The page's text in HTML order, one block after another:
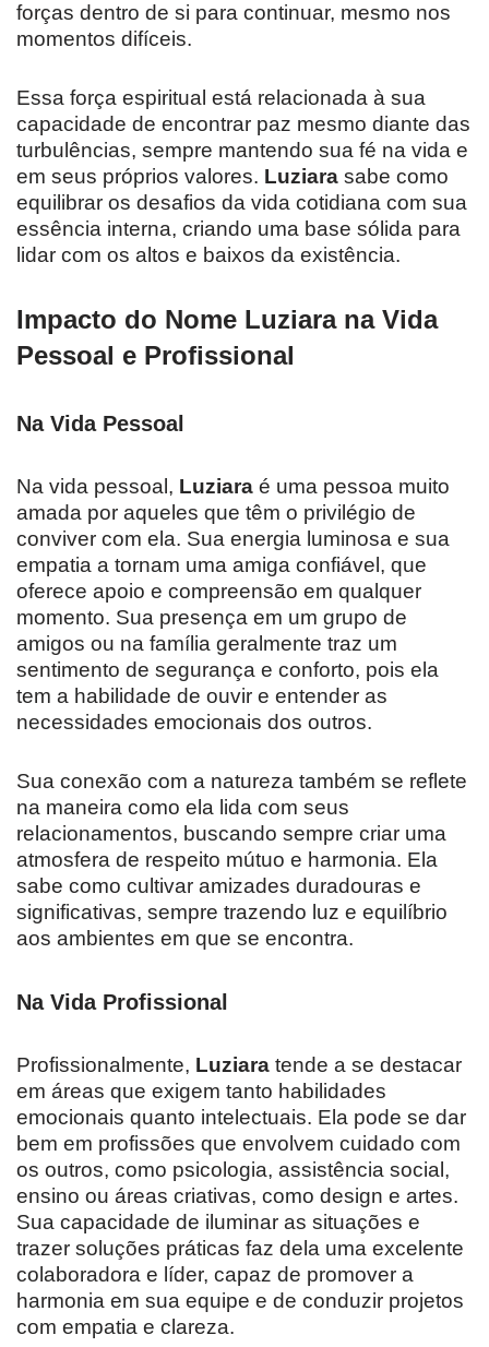
forças dentro de si para continuar, mesmo nos
momentos difíceis.
Essa força espiritual está relacionada à sua
capacidade de encontrar paz mesmo diante das
turbulências, sempre mantendo sua fé na vida e
em seus próprios valores. Luziara sabe como
equilibrar os desafios da vida cotidiana com sua
essência interna, criando uma base sólida para
lidar com os altos e baixos da existência.
Impacto do Nome Luziara na Vida
Pessoal e Profissional
Na Vida Pessoal
Na vida pessoal, Luziara é uma pessoa muito
amada por aqueles que têm o privilégio de
conviver com ela. Sua energia luminosa e sua
empatia a tornam uma amiga confiável, que
oferece apoio e compreensão em qualquer
momento. Sua presença em um grupo de
amigos ou na família geralmente traz um
sentimento de segurança e conforto, pois ela
tem a habilidade de ouvir e entender as
necessidades emocionais dos outros.
Sua conexão com a natureza também se reflete
na maneira como ela lida com seus
relacionamentos, buscando sempre criar uma
atmosfera de respeito mútuo e harmonia. Ela
sabe como cultivar amizades duradouras e
significativas, sempre trazendo luz e equilíbrio
aos ambientes em que se encontra.
Na Vida Profissional
Profissionalmente, Luziara tende a se destacar
em áreas que exigem tanto habilidades
emocionais quanto intelectuais. Ela pode se dar
bem em profissões que envolvem cuidado com
os outros, como psicologia, assistência social,
ensino ou áreas criativas, como design e artes.
Sua capacidade de iluminar as situações e
trazer soluções práticas faz dela uma excelente
colaboradora e líder, capaz de promover a
harmonia em sua equipe e de conduzir projetos
com empatia e clareza.